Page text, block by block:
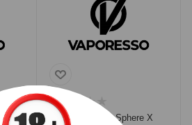
X
Vaporesso Dojo Sphere X